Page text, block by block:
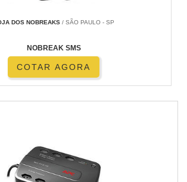
DOS NOBREAKS/ SÃO PAULO - SP
NOBREAK SMS
COTAR AGORA